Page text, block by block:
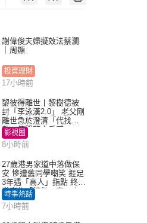
謝偉俊夫婦擬效法蔡瀾
｜周顯
投資理財
17小時前
黎彼得離世丨黎樹德被
封「李泳漢2.0」 老父剛
離世急於澄清「代找卡
數」傳聞惹人反感
影視圈
8小時前
27歲港男家道中落做保
安 慘遭舊同學嘲笑 捱足
3年遇「高人」指點 終辭
職宣告「轉做一事」｜
Juicy叮
時事熱話
7小時前